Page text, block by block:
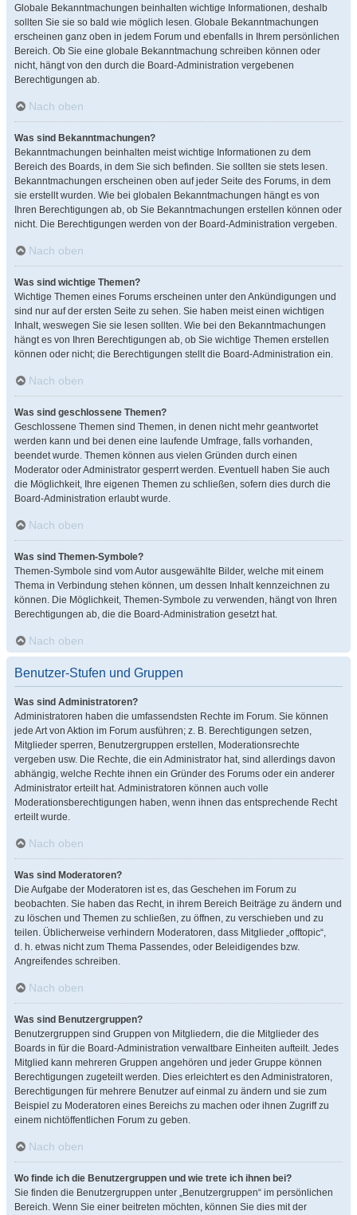
Globale Bekanntmachungen beinhalten wichtige Informationen, deshalb
sollten Sie sie so bald wie möglich lesen. Globale Bekanntmachungen
erscheinen ganz oben in jedem Forum und ebenfalls in Ihrem persönlichen
Bereich. Ob Sie eine globale Bekanntmachung schreiben können oder
nicht, hängt von den durch die Board-Administration vergebenen
Berechtigungen ab.
Nach oben
Was sind Bekanntmachungen?
Bekanntmachungen beinhalten meist wichtige Informationen zu dem
Bereich des Boards, in dem Sie sich befinden. Sie sollten sie stets lesen.
Bekanntmachungen erscheinen oben auf jeder Seite des Forums, in dem
sie erstellt wurden. Wie bei globalen Bekanntmachungen hängt es von
Ihren Berechtigungen ab, ob Sie Bekanntmachungen erstellen können oder
nicht. Die Berechtigungen werden von der Board-Administration vergeben.
Nach oben
Was sind wichtige Themen?
Wichtige Themen eines Forums erscheinen unter den Ankündigungen und
sind nur auf der ersten Seite zu sehen. Sie haben meist einen wichtigen
Inhalt, weswegen Sie sie lesen sollten. Wie bei den Bekanntmachungen
hängt es von Ihren Berechtigungen ab, ob Sie wichtige Themen erstellen
können oder nicht; die Berechtigungen stellt die Board-Administration ein.
Nach oben
Was sind geschlossene Themen?
Geschlossene Themen sind Themen, in denen nicht mehr geantwortet
werden kann und bei denen eine laufende Umfrage, falls vorhanden,
beendet wurde. Themen können aus vielen Gründen durch einen
Moderator oder Administrator gesperrt werden. Eventuell haben Sie auch
die Möglichkeit, Ihre eigenen Themen zu schließen, sofern dies durch die
Board-Administration erlaubt wurde.
Nach oben
Was sind Themen-Symbole?
Themen-Symbole sind vom Autor ausgewählte Bilder, welche mit einem
Thema in Verbindung stehen können, um dessen Inhalt kennzeichnen zu
können. Die Möglichkeit, Themen-Symbole zu verwenden, hängt von Ihren
Berechtigungen ab, die die Board-Administration gesetzt hat.
Nach oben
Benutzer-Stufen und Gruppen
Was sind Administratoren?
Administratoren haben die umfassendsten Rechte im Forum. Sie können
jede Art von Aktion im Forum ausführen; z. B. Berechtigungen setzen,
Mitglieder sperren, Benutzergruppen erstellen, Moderationsrechte
vergeben usw. Die Rechte, die ein Administrator hat, sind allerdings davon
abhängig, welche Rechte ihnen ein Gründer des Forums oder ein anderer
Administrator erteilt hat. Administratoren können auch volle
Moderationsberechtigungen haben, wenn ihnen das entsprechende Recht
erteilt wurde.
Nach oben
Was sind Moderatoren?
Die Aufgabe der Moderatoren ist es, das Geschehen im Forum zu
beobachten. Sie haben das Recht, in ihrem Bereich Beiträge zu ändern und
zu löschen und Themen zu schließen, zu öffnen, zu verschieben und zu
teilen. Üblicherweise verhindern Moderatoren, dass Mitglieder „offtopic“,
d. h. etwas nicht zum Thema Passendes, oder Beleidigendes bzw.
Angreifendes schreiben.
Nach oben
Was sind Benutzergruppen?
Benutzergruppen sind Gruppen von Mitgliedern, die die Mitglieder des
Boards in für die Board-Administration verwaltbare Einheiten aufteilt. Jedes
Mitglied kann mehreren Gruppen angehören und jeder Gruppe können
Berechtigungen zugeteilt werden. Dies erleichtert es den Administratoren,
Berechtigungen für mehrere Benutzer auf einmal zu ändern und sie zum
Beispiel zu Moderatoren eines Bereichs zu machen oder ihnen Zugriff zu
einem nichtöffentlichen Forum zu geben.
Nach oben
Wo finde ich die Benutzergruppen und wie trete ich ihnen bei?
Sie finden die Benutzergruppen unter „Benutzergruppen“ im persönlichen
Bereich. Wenn Sie einer beitreten möchten, können Sie dies mit der